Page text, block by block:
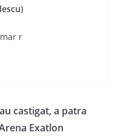
castigat, a patra
Exatlon